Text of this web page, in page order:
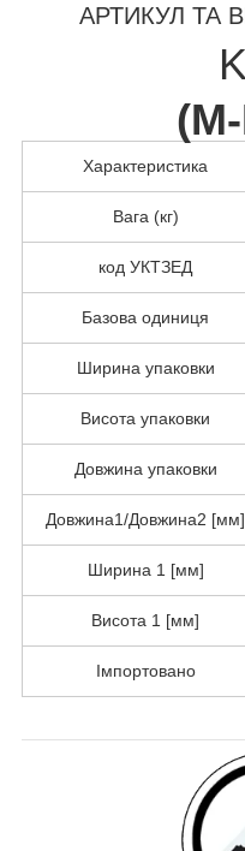
АРТИКУЛ ТА
(
Характеристика
Вага (кг)
код УКТЗЕД
Базова одиниця
Ширина упаковки
Висота упаковки
Довжина упаковки
Довжина1/Довжина2 [мм]
Ширина 1 [мм]
Висота 1 [мм]
Імпортовано